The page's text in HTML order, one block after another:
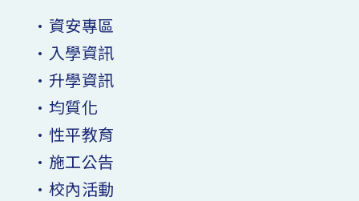
•資安專區
•入學資訊
•升學資訊
•均質化
•性平教育
•施工公告
•校內活動